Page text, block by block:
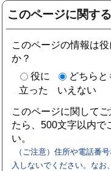
このページに関す
このページの情報は
か？
役に
立った
どちらと
いえない
このページに関して
たら、500文字以内で
い。
（ご注意）住所や電話番
入しないでください。なお